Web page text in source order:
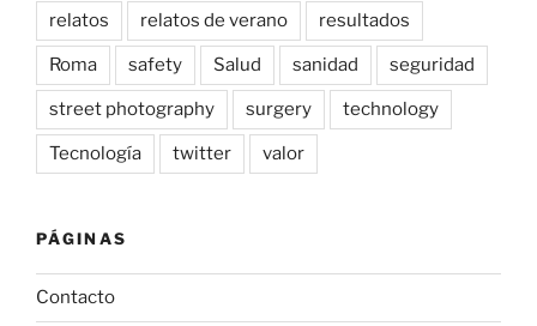
relatos relatos de verano resultados
Roma safety Salud sanidad seguridad
street photography surgery technology
Tecnología twitter valor
PÁGINAS
Contacto